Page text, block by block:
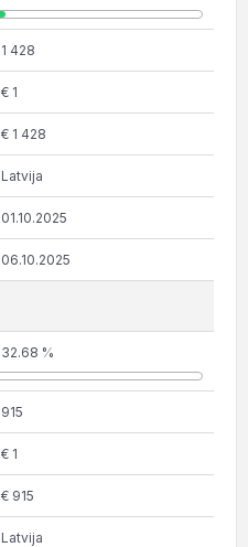
1 428
€ 1
€ 1 428
Latvija
01.10.2025
06.10.2025
32.68 %
915
€ 1
€ 915
Latvija